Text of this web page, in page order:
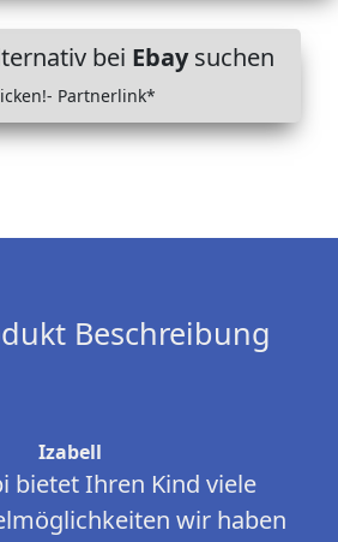
bei Ebaysuchen
Partnerlink*
Beschreibung
Izabell
bietet Ihren Kind viele
wir haben